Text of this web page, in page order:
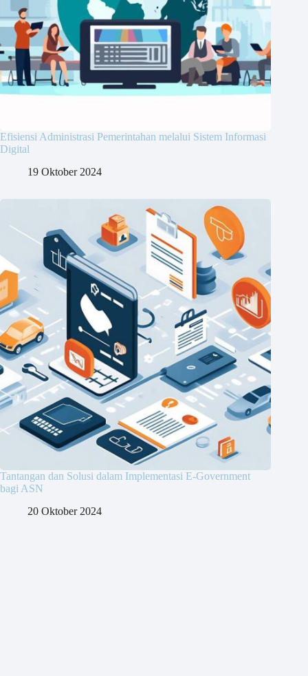
Efisiensi Administrasi Pemerintahan melalui Sistem Informasi
Digital
19 Oktober 2024
Tantangan dan Solusi dalam Implementasi E-Government
bagi ASN
20 Oktober 2024